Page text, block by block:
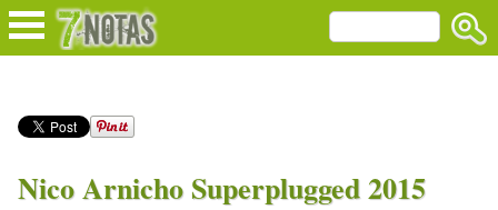
Nico Arnicho Superplugged 2015